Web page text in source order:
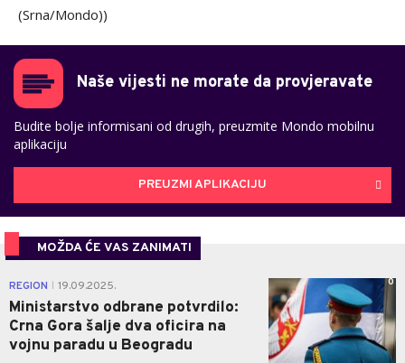
(Srna/Mondo))
Naše vijesti ne morate da provjeravate
Budite bolje informisani od drugih, preuzmite Mondo mobilnu
aplikaciju
PREUZMI APLIKACIJU
MOŽDA ĆE VAS ZANIMATI
REGION 19.09.2025.
Ministarstvo odbrane potvrdilo:
Crna Gora šalje dva oficira na
vojnu paradu u Beogradu
0